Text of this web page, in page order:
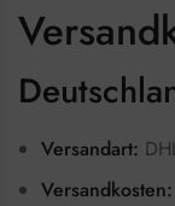
Versandart:
Versandkosten: